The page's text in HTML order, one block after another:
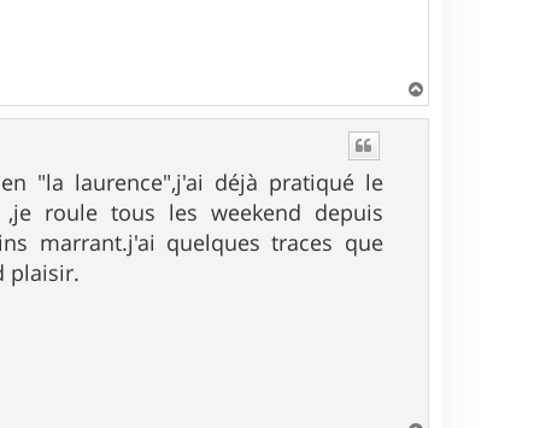
a
"la laurence",j'ai déjà pratiqué le
roule tous les weekend depuis
marrant.j'ai quelques traces que
plaisir.